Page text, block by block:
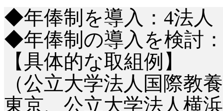
◆年俸制を導入： 4法人
◆年俸制の導入を検討
【具体的な取組例】
（公立大学法人国際教
東京、公立大学法人横